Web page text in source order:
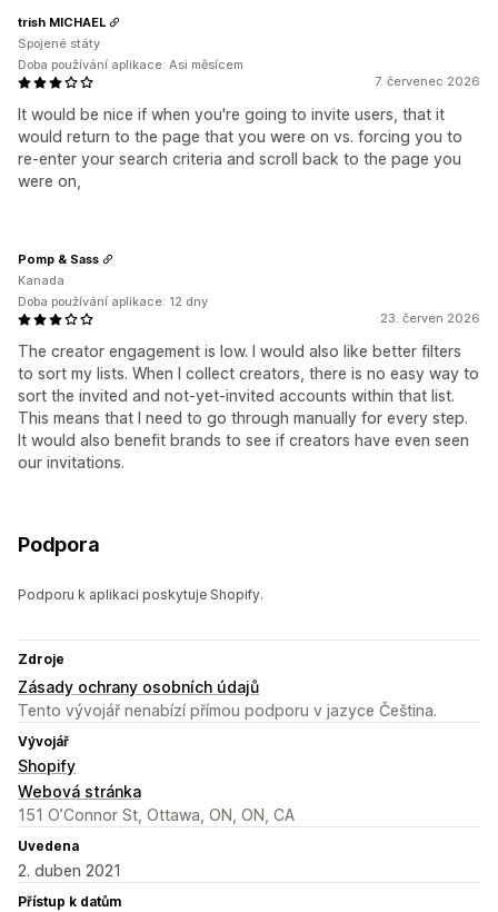
7. červenec 2026
It would be nice if when you're going to invite users, that it
would return to the page that you were on vs. forcing you to
re-enter your search criteria and scroll back to the page you
were on,
trish MICHAEL
Spojené státy
Doba používání aplikace: Asi měsícem
23. červen 2026
The creator engagement is low. I would also like better filters
to sort my lists. When I collect creators, there is no easy way to
sort the invited and not-yet-invited accounts within that list.
This means that I need to go through manually for every step.
It would also benefit brands to see if creators have even seen
our invitations.
Pomp & Sass
Kanada
Doba používání aplikace: 12 dny
Podpora
Podporu k aplikaci poskytuje Shopify.
Zdroje
Zásady ochrany osobních údajů
Tento vývojář nenabízí přímou podporu v jazyce Čeština.
Vývojář
Shopify
Webová stránka
151 O’Connor St, Ottawa, ON, ON, CA
Uvedena
2. duben 2021
Přístup k datům